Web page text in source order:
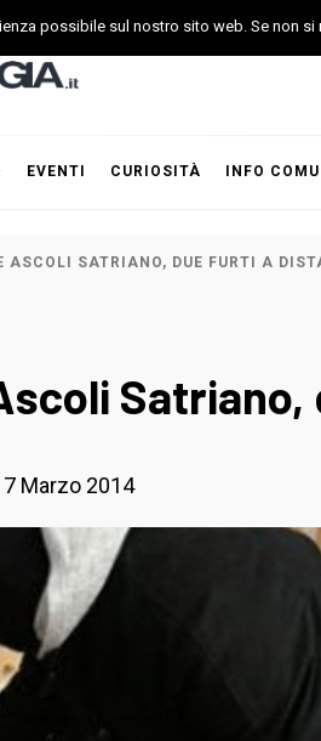
EVENTI CURIOSITÀ INFO
ASCOLI SATRIANO, DUE FURTI A
7 Marzo 2014
possibile sul nostro sito web. Se non